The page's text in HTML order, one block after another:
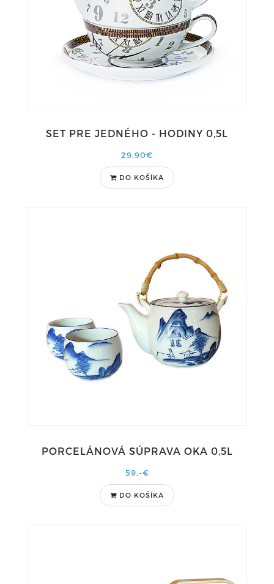
SET PRE JEDNÉHO - HODINY 0,5L
29,90€
DO KOŠÍKA
PORCELÁNOVÁ SÚPRAVA OKA 0,5L
59,-€
DO KOŠÍKA